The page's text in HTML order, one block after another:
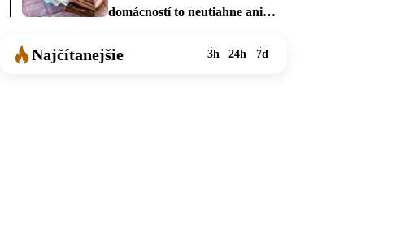
domácností to neutiahne ani
Najčítanejšie 3h 24h 7d